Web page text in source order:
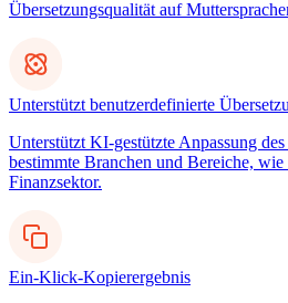
Übersetzungsqualität auf
Unterstützt benutzerdefinierte
Unterstützt KI-gestützte Anpassung
bestimmte Branchen und Bereiche,
Finanzsektor.
Ein-Klick-Kopierergebnis